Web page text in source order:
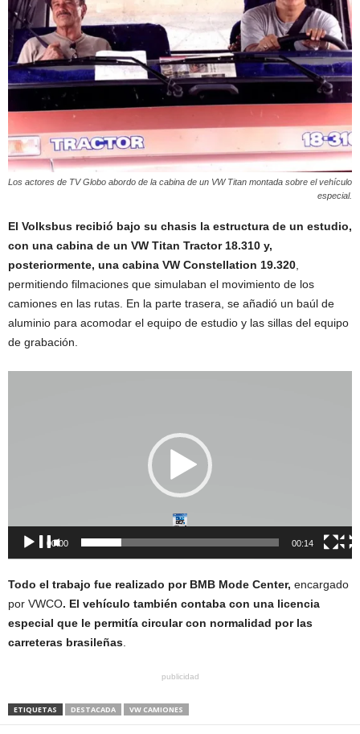
Los actores de TV Globo abordo de la cabina de un VW Titan montada sobre el vehículo
especial.
El Volksbus recibió bajo su chasis la estructura de un estudio,
con una cabina de un VW Titan Tractor 18.310 y,
posteriormente, una cabina VW Constellation 19.320
permitiendo filmaciones que simulaban el movimiento de los
camiones en las rutas. En la parte trasera, se añadió un baúl de
aluminio para acomodar el equipo de estudio y las sillas del equipo
de grabación.
00:00 00:14
Todo el trabajo fue realizado por BMB Mode Center, encargado
por VWCO. El vehículo también contaba con una licencia
especial que le permitía circular con normalidad por las
carreteras brasileñas.
publicidad
ETIQUETAS DESTACADA VW CAMIONES